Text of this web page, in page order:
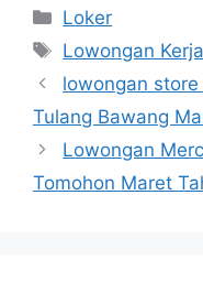
Kategori
Loker
Tag
Lowongan
lowongan
Tulang Bawang
Lowongan
Tomohon Maret